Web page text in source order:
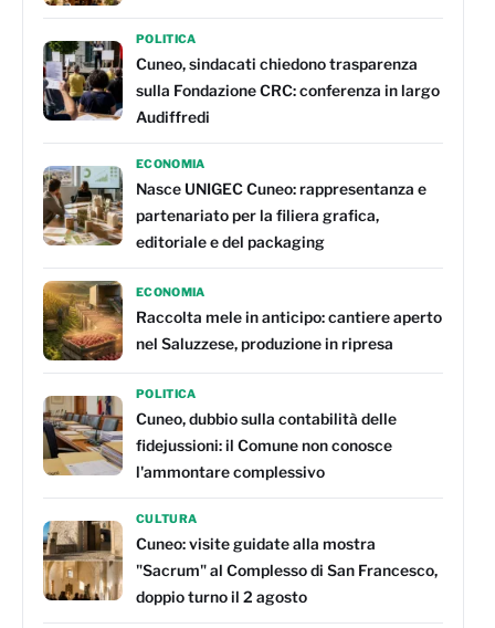
POLITICA
Cuneo, sindacati chiedono trasparenza
sulla Fondazione CRC: conferenza in largo
Audiffredi
ECONOMIA
Nasce UNIGEC Cuneo: rappresentanza e
partenariato per la filiera grafica,
editoriale e del packaging
ECONOMIA
Raccolta mele in anticipo: cantiere aperto
nel Saluzzese, produzione in ripresa
POLITICA
Cuneo, dubbio sulla contabilità delle
fidejussioni: il Comune non conosce
l'ammontare complessivo
CULTURA
Cuneo: visite guidate alla mostra
"Sacrum" al Complesso di San Francesco,
doppio turno il 2 agosto